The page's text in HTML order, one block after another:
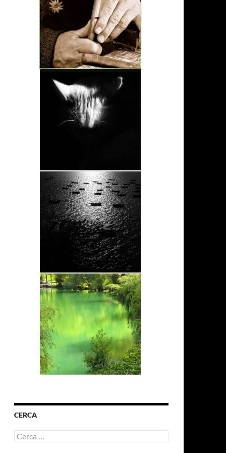
CERCA
Ricerca
per: